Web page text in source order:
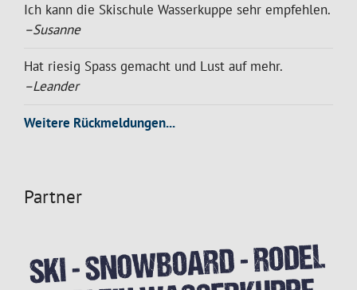
Ich kann die Skischule Wasserkuppe sehr empfehlen.
–Susanne
Hat riesig Spass gemacht und Lust auf mehr.
–Leander
Weitere Rückmeldungen...
Partner